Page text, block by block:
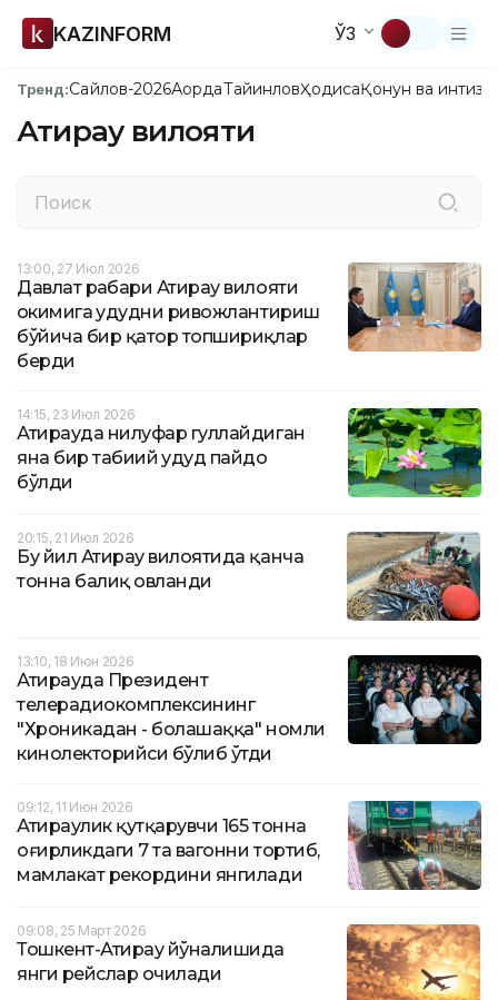
KAZINFORM ЎЗ
Тренд:Сайлов-2026АқордаТайинловҲодисаҚонун ва
Атирау вилояти
13:00, 27 Июл 2026
Давлат раҳбари Атирау вилояти
ҳокимига ҳудудни ривожлантириш
бўйича бир қатор топшириқлар
берди
14:15, 23 Июл 2026
Атирауда нилуфар гуллайдиган
яна бир табиий ҳудуд пайдо
бўлди
20:15, 21 Июл 2026
Бу йил Атирау вилоятида қанча
тонна балиқ овланди
13:10, 18 Июн 2026
Атирауда Президент
телерадиокомплексининг
"Хроникадан - болашаққа" номли
кинолекторийси бўлиб ўтди
09:12, 11 Июн 2026
Атираулик қутқарувчи 165 тонна
оғирликдаги 7 та вагонни тортиб,
мамлакат рекордини янгилади
09:08, 25 Март 2026
Тошкент-Атирау йўналишида
янги рейслар очилади